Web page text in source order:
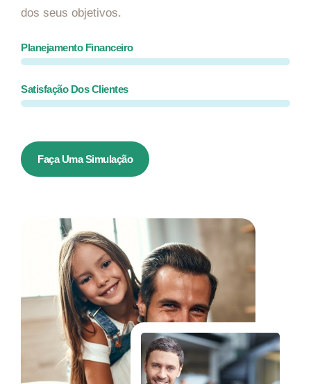
dos seus objetivos.
Planejamento Financeiro
Satisfação Dos Clientes
Faça Uma Simulação